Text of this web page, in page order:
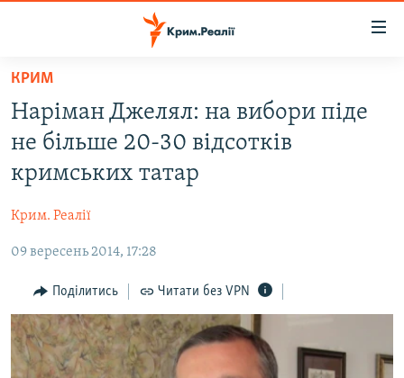
Перейти
основного
матеріалу
до
основної
навігації
Перейти
пошуку
ВОДА.КРИМ
БЛОГИ
ПОГЛЯД
ІНТЕРВ'Ю
ВСЕ ЗА ДЕНЬ
СПЕЦПРОЕКТИ
КРИМ
Наріман Джелял: на вибори піде
не більше 20-30 відсотків
кримських татар
Крим. Реалії
09 вересень 2014, 17:28
Поділитись Читати без VPN